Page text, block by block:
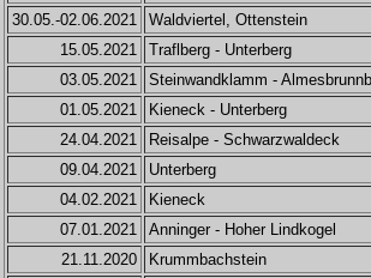
30.05.-02.06.2021
Waldviertel, Ottenstein
15.05.2021
Traflberg - Unterberg
03.05.2021
Steinwandklamm -
01.05.2021
Kieneck - Unterberg
24.04.2021
Reisalpe - Schwarzwaldeck
09.04.2021
Unterberg
04.02.2021
Kieneck
07.01.2021
Anninger - Hoher Lindkogel
21.11.2020
Krummbachstein